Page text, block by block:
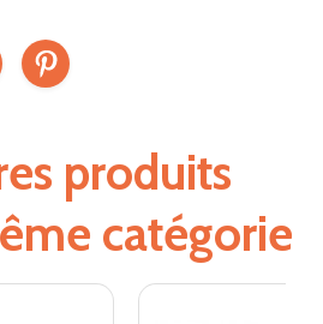
produits
catégorie